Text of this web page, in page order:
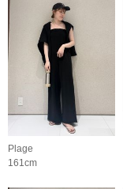
Plage
161cm